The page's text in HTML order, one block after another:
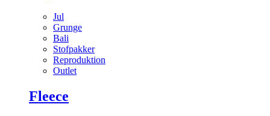
Jul
Grunge
Bali
Stofpakker
Reproduktion
Outlet
Fleece